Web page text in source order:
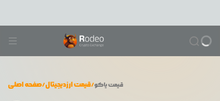
صفحه اصلی/قیمت ارزدیجیتال/ قیمتیاکو